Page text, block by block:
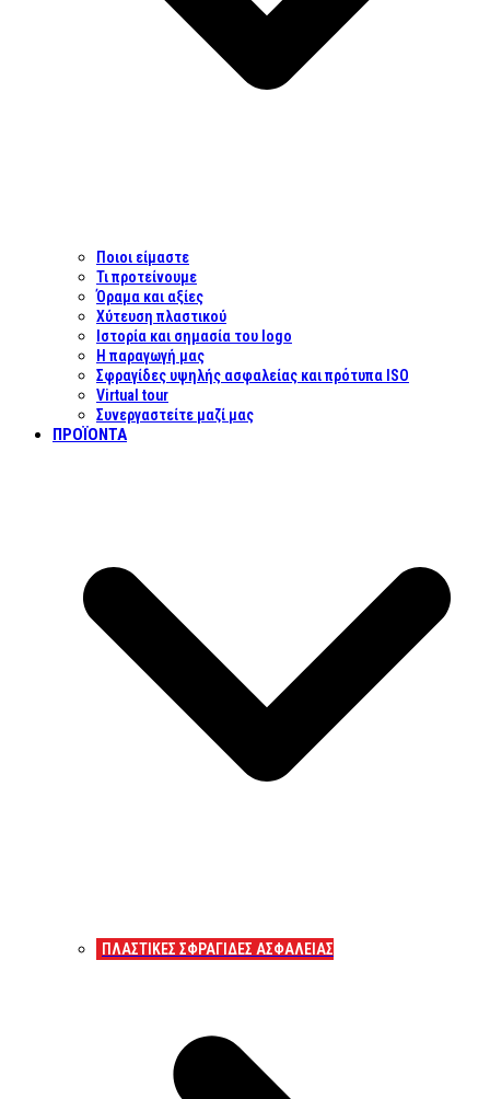
Ποιοι είμαστε
Τι προτείνουμε
Όραμα και αξίες
Χύτευση πλαστικού
Ιστορία και σημασία του logo
Η παραγωγή μας
Σφραγίδες υψηλής ασφαλείας και πρότυπα ISO
Virtual tour
Συνεργαστείτε μαζί μας
ΠΡΟΪΌΝΤΑ
ΠΛΑΣΤΙΚΕΣ ΣΦΡΑΓΙΔΕΣ ΑΣΦΑΛΕΙΑΣ